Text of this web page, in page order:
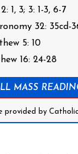
1, 3; 3: 1-3, 6-7
32: 35cd-
5: 10
16: 24-28
MASS
provided by